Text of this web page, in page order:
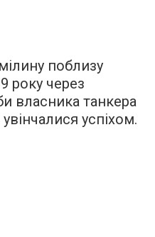
поблизу
року через
власника танкера
успіхом.